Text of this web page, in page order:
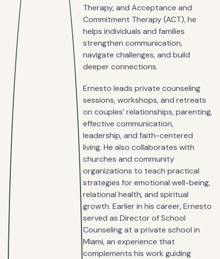
Therapy, and Acceptance and
Commitment Therapy (ACT), he
helps individuals and families
strengthen communication,
navigate challenges, and build
deeper connections.
Ernesto leads private counseling
sessions, workshops, and retreats
on couples’ relationships, parenting,
effective communication,
leadership, and faith-centered
living. He also collaborates with
churches and community
organizations to teach practical
strategies for emotional well-being,
relational health, and spiritual
growth. Earlier in his career, Ernesto
served as Director of School
Counseling at a private school in
Miami, an experience that
complements his work guiding